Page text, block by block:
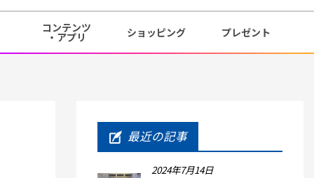
コンテンツ
・アプリ ショッピング プレゼント
最近の記事
2024年7月14日